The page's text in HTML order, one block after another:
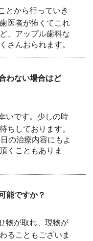
とから行っていき
医者が怖くてこれ
、アップル歯科な
さんおられます。
わない場合はど
いです。少しの時
ちしております。
の治療内容にもよ
くこともありま
能ですか？
物が取れ、現物が
ることもございま